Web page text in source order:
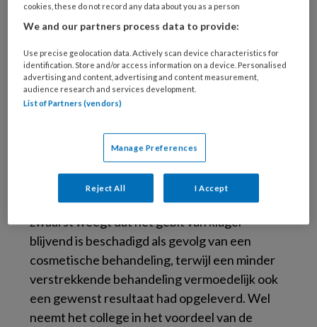
© Steffen Kögler / stock.adobe.com
De behandeling bestond uit het plaatsen van
facings en het verlengen en verbreden van
frontelementen. Klager vindt dat er geen
behandelplan met risico’s en gevolgen is
een behandeling waarvan hij van tevoren niet
wist wat deze precies inhield en die verder
ging dan zijn oorspronkelijke hulpvraag.
college vindt de klacht deels gegrond. Het
zwaarst weegt dat het gebit van klager
blijvend is beschadigd als gevolg van een
cosmetische behandeling, terwijl een minder
verstrekkende behandeling vermoedelijk ook
een gewenst resultaat had opgeleverd. Wel
neemt het college in het voordeel van de
cookies, these do not record any data about you as a person
We and our partners process data to provide:
Use precise geolocation data. Actively scan device characteristics for
identification. Store and/or access information on a device. Personalised
advertising and content, advertising and content measurement,
audience research and services development.
List of Partners (vendors)
Manage Preferences
Reject All I Accept